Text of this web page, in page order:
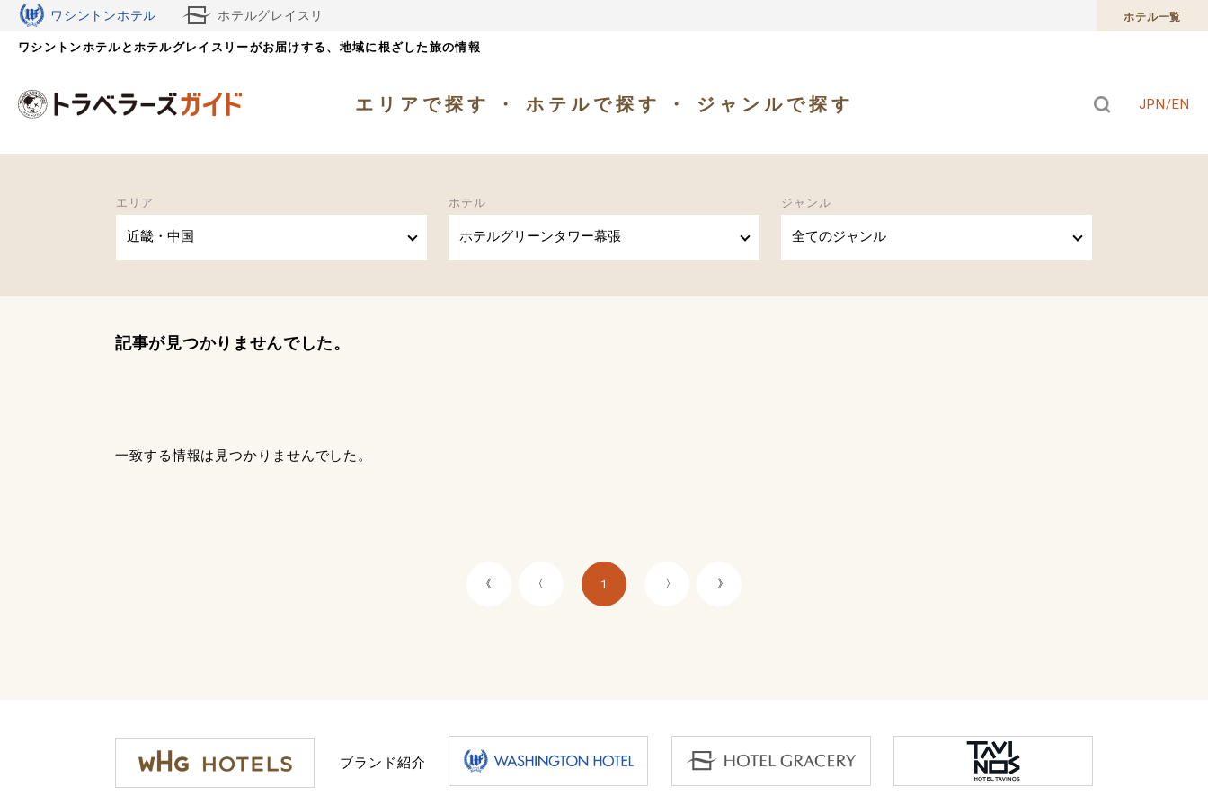
ワシントンホテル ホテルグレイスリ
ー
ホテル一覧
ワシントンホテルとホテルグレイスリーがお届けする、 地域に根ざした旅の情報
エリアで探す ホテルで探す ジャンルで探す JPN/EN
エリア
近畿・中国
ホテル
ホテルグリーンタワー幕張
ジャンル
全てのジャンル
記事が見つかりませんでした。
一致する情報は見つかりませんでした。
《 〈 1 〉 》
ブランド紹介